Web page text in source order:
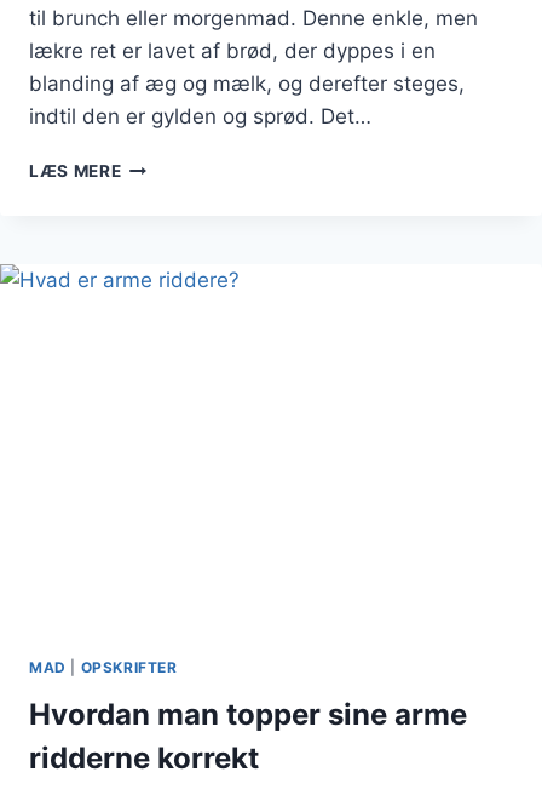
til brunch eller morgenmad. Denne enkle, men
lækre ret er lavet af brød, der dyppes i en
blanding af æg og mælk, og derefter steges,
indtil den er gylden og sprød. Det…
LÆS MEREARME
SKØN
MAD OPSKRIFTER
Hvordan man topper sine arme
ridderne korrekt